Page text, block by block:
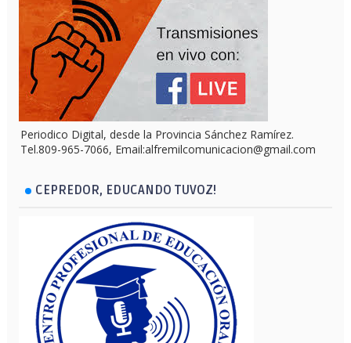
Periodico Digital, desde la Provincia Sánchez Ramírez.
Tel.809-965-7066, Email:alfremilcomunicacion@gmail.com
CEPREDOR, EDUCANDO TUVOZ!